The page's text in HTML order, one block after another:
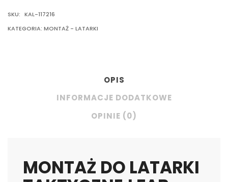
SKU: KAL-117216
KATEGORIA: MONTAŻ - LATARKI
OPIS
INFORMACJE DODATKOWE
OPINIE (0)
MONTAŻ DO LATARKI